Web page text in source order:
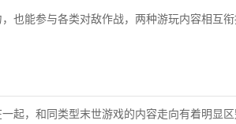
也能参与各类对敌作战，两种游玩内容相互衔
起，和同类型末世游戏的内容走向有着明显区